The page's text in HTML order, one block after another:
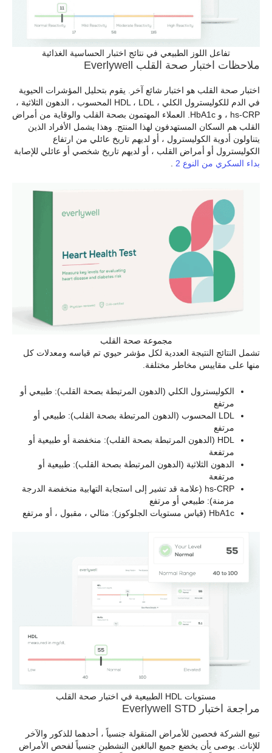
تفاعل اللوز الطبيعي في نتائج اختبار الحساسية الغذائية
ملاحظات اختبار صحة القلب Everlywell
اختبار صحة القلب هو اختبار شائع آخر. يقوم بتحليل المؤشرات الحيوية
في الدم للكوليسترول الكلي ، HDL ، LDL المحسوب ، الدهون الثلاثية ،
hs-CRP ، و HbA1c. العملاء المهتمون بصحة القلب والوقاية من أمراض
القلب هم السكان المستهدفون لهذا المنتج. وهذا يشمل الأفراد الذين
يتناولون أدوية الكوليسترول ، أو لديهم تاريخ عائلي من ارتفاع
الكوليسترول أو أمراض القلب ، أو لديهم تاريخ شخصي أو عائلي للإصابة
بداء السكري من النوع 2
مجموعة صحة القلب
تشمل النتائج النتيجة العددية لكل مؤشر حيوي تم قياسه ومعدلات كل
منها على مقاييس مخاطر مختلفة.
الكوليسترول الكلي (الدهون المرتبطة بصحة القلب): طبيعي أو
مرتفع
LDL المحسوب (الدهون المرتبطة بصحة القلب): طبيعي أو
مرتفع
HDL (الدهون المرتبطة بصحة القلب): منخفضة أو طبيعية أو
مرتفعة
الدهون الثلاثية (الدهون المرتبطة بصحة القلب): طبيعية أو
مرتفعة
hs-CRP (علامة قد تشير إلى استجابة التهابية منخفضة الدرجة
مزمنة): طبيعي أو مرتفع
HbA1c (قياس مستويات الجلوكوز): مثالي ، مقبول ، أو مرتفع
مستويات HDL الطبيعية في اختبار صحة القلب
مراجعة اختبار Everlywell STD
تبيع الشركة فحصين للأمراض المنقولة جنسياً ، أحدهما للذكور والآخر
للإناث. يوصى بأن يخضع جميع البالغين النشطين جنسياً لفحص الأمراض